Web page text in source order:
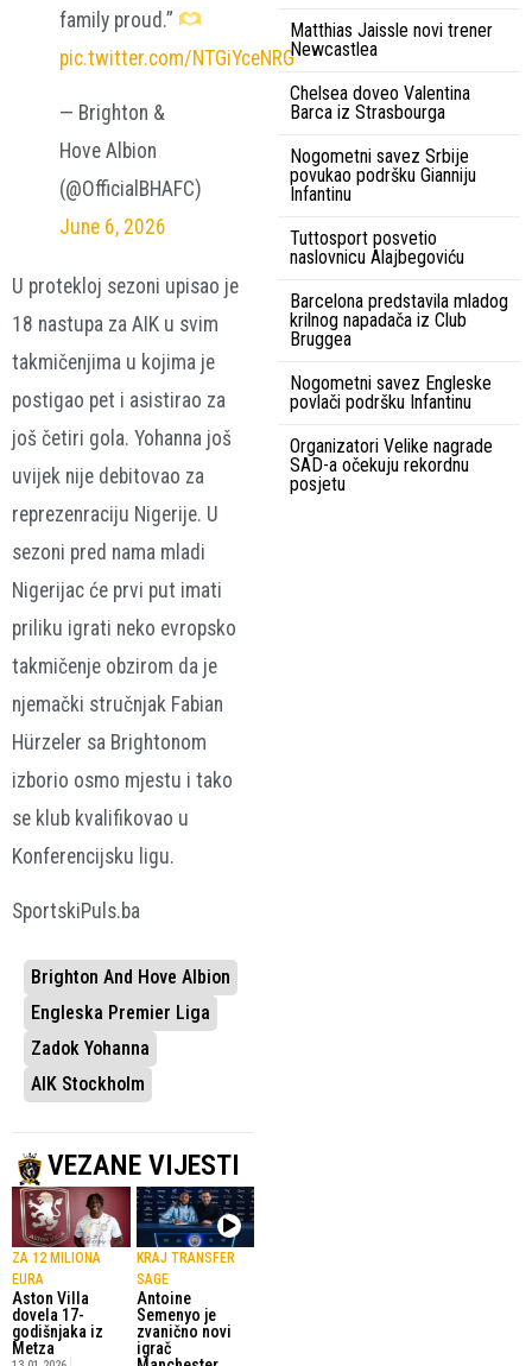
family proud.”
pic.twitter.com/NTGiYceNRG
— Brighton &
Hove Albion
(@OfficialBHAFC)
June 6, 2026
U protekloj sezoni upisao je
18 nastupa za AIK u svim
takmičenjima u kojima je
postigao pet i asistirao za
još četiri gola. Yohanna još
uvijek nije debitovao za
reprezenraciju Nigerije. U
sezoni pred nama mladi
Nigerijac će prvi put imati
priliku igrati neko evropsko
takmičenje obzirom da je
njemački stručnjak Fabian
Hürzeler sa Brightonom
izborio osmo mjestu i tako
se klub kvalifikovao u
Konferencijsku ligu.
SportskiPuls.ba
Brighton And Hove Albion
Engleska Premier Liga
Zadok Yohanna
AIK Stockholm
VEZANE VIJESTI
ZA 12 MILIONA
EURA
Aston Villa
dovela 17-
godišnjaka iz
Metza
KRAJ TRANSFER
SAGE
Antoine
Semenyo je
zvanično novi
igrač
Matthias Jaissle novi trener
Newcastlea
Chelsea doveo Valentina
Barca iz Strasbourga
Nogometni savez Srbije
povukao podršku Gianniju
Infantinu
Tuttosport posvetio
naslovnicu Alajbegoviću
Barcelona predstavila mladog
krilnog napadača iz Club
Bruggea
Nogometni savez Engleske
povlači podršku Infantinu
Organizatori Velike nagrade
SAD-a očekuju rekordnu
posjetu